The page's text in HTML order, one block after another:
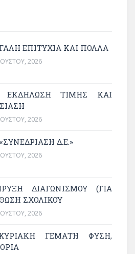
ΕΠΙΤΥΧΊΑ ΚΑΙ ΠΟΛΛΆ
2026
ΕΚΔΉΛΩΣΗ ΤΙΜΉΣ ΚΑΙ
2026
Δ.Ε.»
2026
ΔΙΑΓΩΝΙΣΜΟΥ (ΓΙΑ
ΣΧΟΛΙΚΟΎ
2026
ΓΕΜΆΤΗ ΦΎΣΗ,